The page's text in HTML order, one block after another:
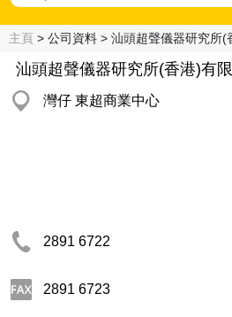
主頁 > 公司資料 > 汕頭超聲儀器研究所(
汕頭超聲儀器研究所(香港)有
灣仔 東超商業中心
2891 6722
2891 6723